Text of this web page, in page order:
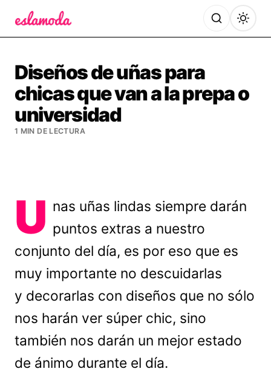
Diseños de uñas para
chicas que van a la prepa o
universidad
1 MIN DE LECTURA
U nas uñas lindas siempre darán
puntos extras a nuestro
conjunto del día, es por eso que es
muy importante no descuidarlas
y decorarlas con diseños que no sólo
nos harán ver súper chic, sino
también nos darán un mejor estado
de ánimo durante el día.